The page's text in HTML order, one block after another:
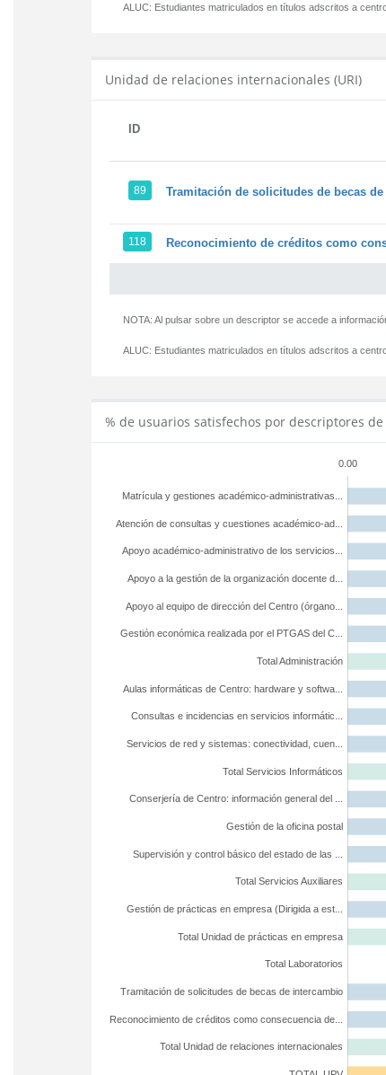
ALUC: Estudiantes matriculados en títulos adscritos a
Unidad de relaciones internacionales (URI)
ID
89 Tramitación de solicitudes de becas
118 Reconocimiento de créditos como
NOTA: Al pulsar sobre un descriptor se accede a
ALUC: Estudiantes matriculados en títulos adscritos a
% de usuarios satisfechos por descriptores
0.00
Total Unidad de relaciones internacionales
Reconocimiento de créditos como consecuencia de...
Tramitación de solicitudes de becas de intercambio
Total Laboratorios
Total Unidad de prácticas en empresa
Gestión de prácticas en empresa (Dirigida a est...
Total Servicios Auxiliares
Supervisión y control básico del estado de las ...
Gestión de la oficina postal
Conserjería de Centro: información general del ...
Total Servicios Informáticos
Servicios de red y sistemas: conectividad, cuen...
Consultas e incidencias en servicios informátic...
Aulas informáticas de Centro: hardware y softwa...
Total Administración
Gestión económica realizada por el PTGAS del C...
Apoyo al equipo de dirección del Centro (órgano...
Apoyo a la gestión de la organización docente d...
Apoyo académico-administrativo de los servicios...
Atención de consultas y cuestiones académico-ad...
Matrícula y gestiones académico-administrativas...